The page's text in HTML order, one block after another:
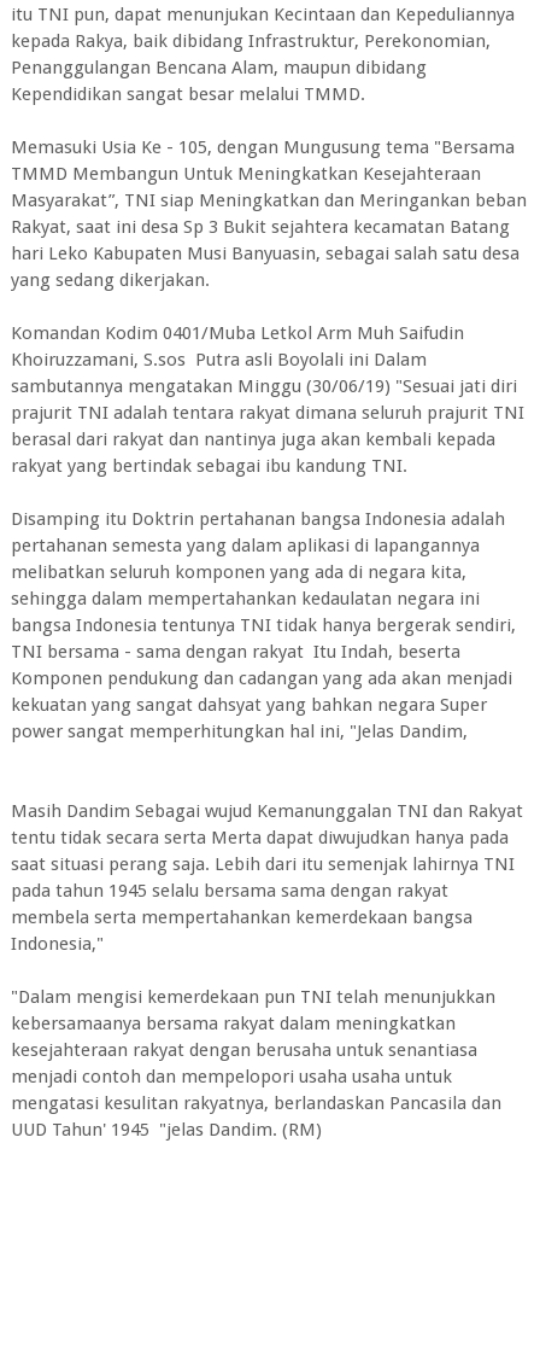
itu TNI pun, dapat menunjukan Kecintaan dan Kepeduliannya
kepada Rakya, baik dibidang Infrastruktur, Perekonomian,
Penanggulangan Bencana Alam, maupun dibidang
Kependidikan sangat besar melalui TMMD.
Memasuki Usia Ke - 105, dengan Mungusung tema "Bersama
TMMD Membangun Untuk Meningkatkan Kesejahteraan
Masyarakat”, TNI siap Meningkatkan dan Meringankan beban
Rakyat, saat ini desa Sp 3 Bukit sejahtera kecamatan Batang
hari Leko Kabupaten Musi Banyuasin, sebagai salah satu desa
yang sedang dikerjakan.
Komandan Kodim 0401/Muba Letkol Arm Muh Saifudin
Khoiruzzamani, S.sos Putra asli Boyolali ini Dalam
sambutannya mengatakan Minggu (30/06/19) "Sesuai jati diri
prajurit TNI adalah tentara rakyat dimana seluruh prajurit TNI
berasal dari rakyat dan nantinya juga akan kembali kepada
rakyat yang bertindak sebagai ibu kandung TNI.
Disamping itu Doktrin pertahanan bangsa Indonesia adalah
pertahanan semesta yang dalam aplikasi di lapangannya
melibatkan seluruh komponen yang ada di negara kita,
sehingga dalam mempertahankan kedaulatan negara ini
bangsa Indonesia tentunya TNI tidak hanya bergerak sendiri,
TNI bersama - sama dengan rakyat Itu Indah, beserta
Komponen pendukung dan cadangan yang ada akan menjadi
kekuatan yang sangat dahsyat yang bahkan negara Super
power sangat memperhitungkan hal ini, "Jelas Dandim,
Masih Dandim Sebagai wujud Kemanunggalan TNI dan Rakyat
tentu tidak secara serta Merta dapat diwujudkan hanya pada
saat situasi perang saja. Lebih dari itu semenjak lahirnya TNI
pada tahun 1945 selalu bersama sama dengan rakyat
membela serta mempertahankan kemerdekaan bangsa
Indonesia,"
"Dalam mengisi kemerdekaan pun TNI telah menunjukkan
kebersamaanya bersama rakyat dalam meningkatkan
kesejahteraan rakyat dengan berusaha untuk senantiasa
menjadi contoh dan mempelopori usaha usaha untuk
mengatasi kesulitan rakyatnya, berlandaskan Pancasila dan
UUD Tahun' 1945 "jelas Dandim. (RM)